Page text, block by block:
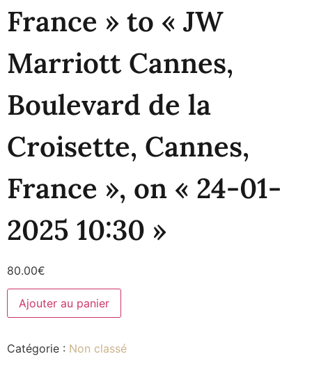
France » to « JW
Marriott Cannes,
Boulevard de la
Croisette, Cannes,
France », on « 24-01-
2025 10:30 »
80.00€
Ajouter au panier
Catégorie : Non classé